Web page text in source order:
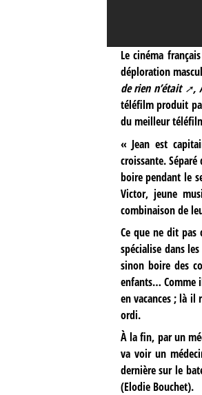
Le cinéma
déploration
de rien n’était
,
téléfilm produit
du meilleur
« Jean est
croissante.
boire pendant le
Victor, jeune
combinaison de
Ce que ne dit pas
spécialise dans
sinon boire des
enfants… Comme
en vacances ; là il
ordi.
À la fin, par un
va voir un
dernière sur le
(Elodie Bouchet).